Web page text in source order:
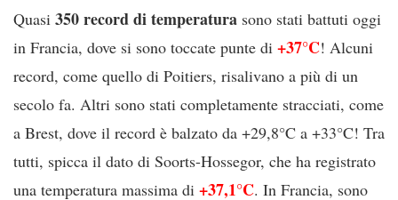
Quasi 350 record di temperatura sono stati battuti oggi
in Francia, dove si sono toccate punte di +37°C! Alcuni
record, come quello di Poitiers, risalivano a più di un
secolo fa. Altri sono stati completamente stracciati, come
a Brest, dove il record è balzato da +29,8°C a +33°C! Tra
tutti, spicca il dato di Soorts-Hossegor, che ha registrato
una temperatura massima di +37,1°C. In Francia, sono